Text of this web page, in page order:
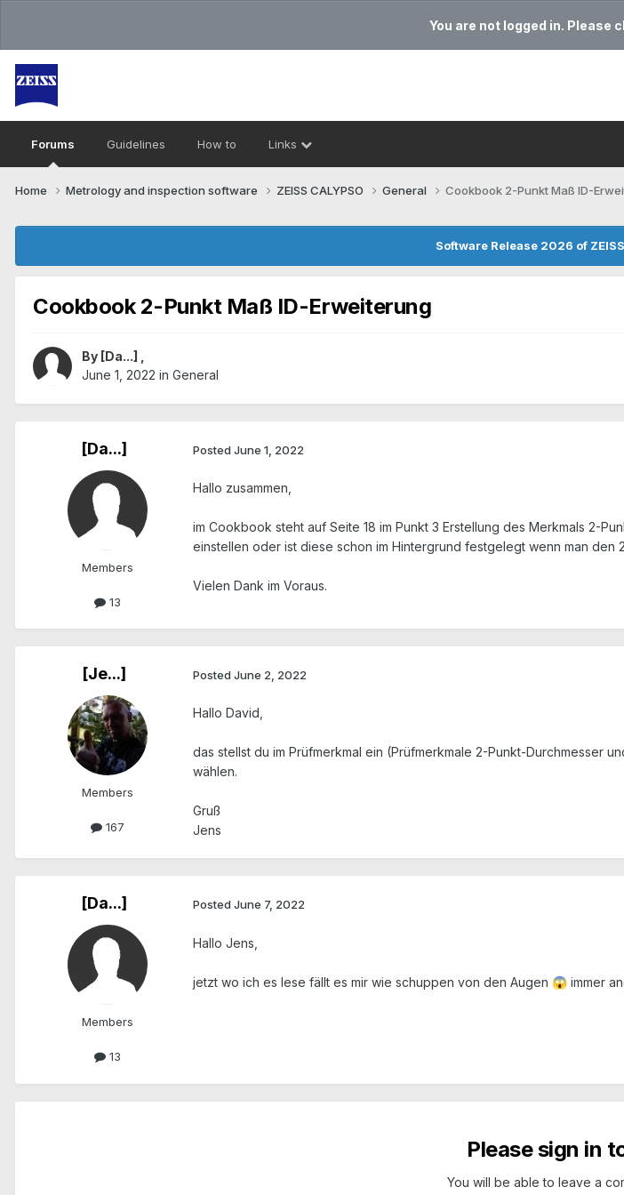
You are not logged in. Please
Forums Guidelines How to Links
Home Metrology and inspection software ZEISS CALYPSO General Cookbook 2-Punkt Maß ID-
Software Release 2026 of
Cookbook 2-Punkt Maß ID-Erweiterung
By [Da...]
June 1, 2022 in General
[Da...]
Members
13
Posted June 1, 2022
Hallo zusammen,
im Cookbook steht auf Seite 18 im Punkt 3 Erstellung des Merkmals 2-
einstellen oder ist diese schon im Hintergrund festgelegt wenn man den
Vielen Dank im Voraus.
[Je...]
Members
167
Posted June 2, 2022
Hallo David,
das stellst du im Prüfmerkmal ein (Prüfmerkmale 2-Punkt-Durchmesser
wählen.
Gruß
Jens
[Da...]
Members
13
Posted June 7, 2022
Hallo Jens,
jetzt wo ich es lese fällt es mir wie schuppen von den Augen 😱 immer
Please sign in
You will be able to leave a